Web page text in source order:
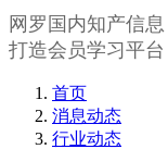
网罗国内知产信息
打造会员学习平台
首页
消息动态
行业动态